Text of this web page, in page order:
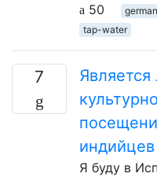
50
tap-water
7
Я буду в